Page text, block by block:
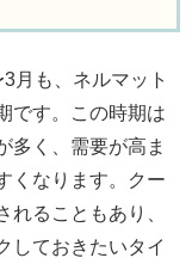
月も、ネルマット
です。この時期は
多く、需要が高ま
くなります。クー
ることもあり、
しておきたいタイ